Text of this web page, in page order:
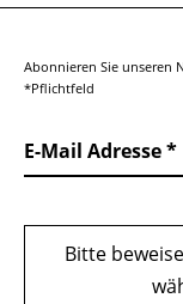
Abonnieren Sie unseren
*Pflichtfeld
E-Mail Adresse
Bitte